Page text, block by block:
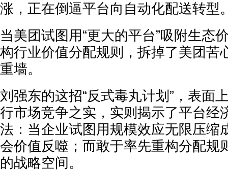
涨，正在倒逼平台向自动化配送转型
当美团试图用“更大的平台”吸附生态
构行业价值分配规则，拆掉了美团苦
重墙。
刘强东的这招“反式毒丸计划”，表面
行市场竞争之实，实则揭示了平台经
法：当企业试图用规模效应无限压缩
会价值反噬；而敢于率先重构分配规
的战略空间。